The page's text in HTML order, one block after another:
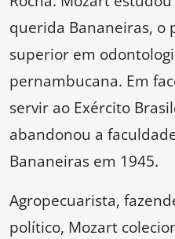
querida Bananeiras, o
superior em
pernambucana. Em
servir ao Exército
abandonou a
Bananeiras em 1945.
Agropecuarista,
político, Mozart